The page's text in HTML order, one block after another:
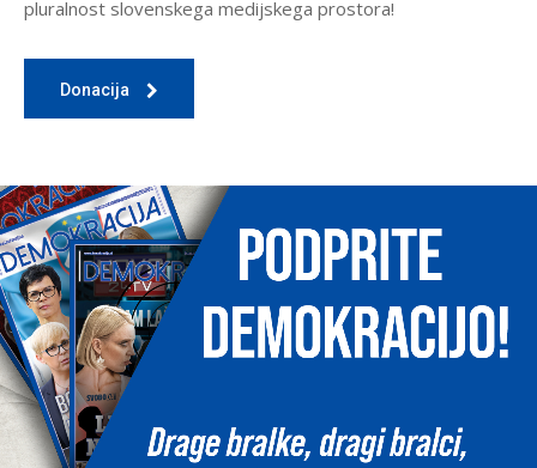
pluralnost slovenskega medijskega prostora!
Donacija